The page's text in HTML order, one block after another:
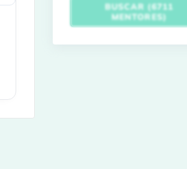
BUSCAR (6711
MENTORES)